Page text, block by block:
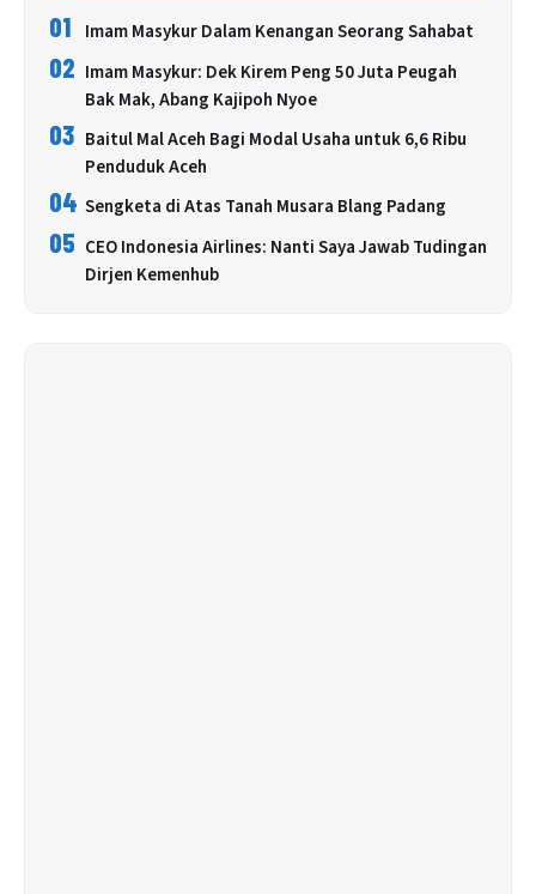
01 Imam Masykur Dalam Kenangan Seorang Sahabat
02 Imam Masykur: Dek Kirem Peng 50 Juta Peugah
Bak Mak, Abang Kajipoh Nyoe
03 Baitul Mal Aceh Bagi Modal Usaha untuk 6,6 Ribu
Penduduk Aceh
04 Sengketa di Atas Tanah Musara Blang Padang
05 CEO Indonesia Airlines: Nanti Saya Jawab Tudingan
Dirjen Kemenhub